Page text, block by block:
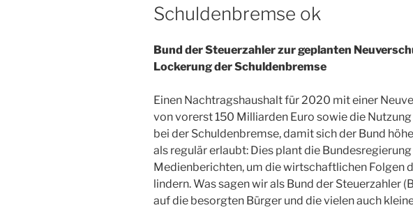
Schuldenbremse ok
Bund der Steuerzahler zur geplanten
Lockerung der Schuldenbremse
Einen Nachtragshaushalt für 2020 mit einer
von vorerst 150 Milliarden Euro sowie die
bei der Schuldenbremse, damit sich der Bund
als regulär erlaubt: Dies plant die
Medienberichten, um die wirtschaftlichen Folgen
lindern. Was sagen wir als Bund der Steuerzahler
auf die besorgten Bürger und die vielen auch